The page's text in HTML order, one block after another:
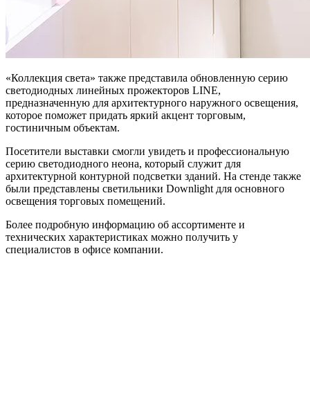
«Коллекция света» также представила обновленную серию
светодиодных линейных прожекторов LINE,
предназначенную для архитектурного наружного освещения,
которое поможет придать яркий акцент торговым,
гостиничным объектам.
Посетители выставки смогли увидеть и профессиональную
серию светодиодного неона, который служит для
архитектурной контурной подсветки зданий. На стенде также
были представлены светильники Downlight для основного
освещения торговых помещений.
Более подробную информацию об ассортименте и
технических характеристиках можно получить у
специалистов в офисе компании.